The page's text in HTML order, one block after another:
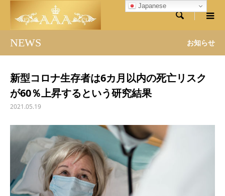

NEWS お知らせ
新型コロナ生存者は6カ月以内の死亡リスク
が60％上昇するという研究結果
2021.05.19
Japanese